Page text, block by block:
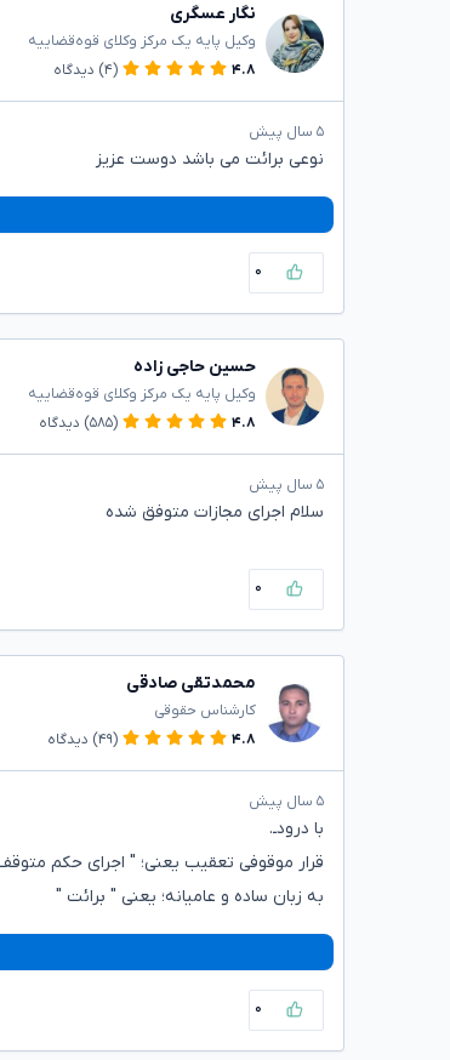
نگار عسگری
وکیل پایه یک مرکز وکلای قوه‌قضاییه
۴.۸
(۴) دیدگاه
۵ سال پیش
نوعی برائت می باشد دوست عزیز
۰
حسین حاجی زاده
وکیل پایه یک مرکز وکلای قوه‌قضاییه
۴.۸
(۵۸۵) دیدگاه
۵ سال پیش
سلام اجرای مجازات متوفق شده
۰
محمدتقی صادقی
کارشناس حقوقی
۴.۸
(۴۹) دیدگاه
۵ سال پیش
با درودـ.
قرار موقوفی تعقیب یعنی؛ " اجرای حکم
به زبان ساده و عامیانه؛ یعنی " برائت "
۰